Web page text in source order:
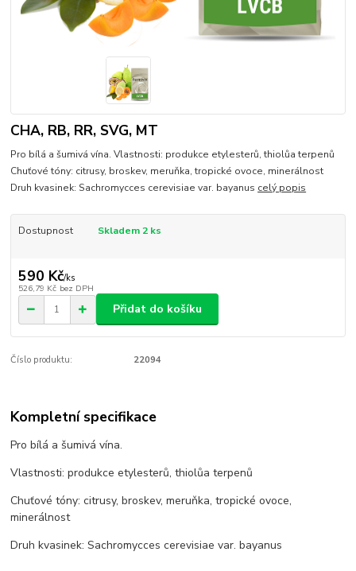
CHA, RB, RR, SVG, MT
Pro bílá a šumivá vína. Vlastnosti: produkce etylesterů, thiolůa terpenů
Chuťové tóny: citrusy, broskev, meruňka, tropické ovoce, minerálnost
Druh kvasinek: Sachromycces cerevisiae var. bayanus celý popis
Dostupnost Skladem 2 ks
590 Kč/ks
526,79 Kč bez DPH
Přidat do košíku
Číslo produktu: 22094
Kompletní specifikace
Pro bílá a šumivá vína.
Vlastnosti: produkce etylesterů, thiolůa terpenů
Chuťové tóny: citrusy, broskev, meruňka, tropické ovoce,
minerálnost
Druh kvasinek: Sachromycces cerevisiae var. bayanus